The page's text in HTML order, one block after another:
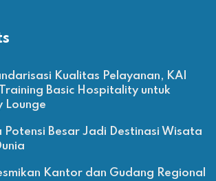
Kualitas Pelayanan, KAI
Basic Hospitality untuk
Lounge
Potensi Besar Jadi Destinasi Wisata
Kantor dan Gudang Regional